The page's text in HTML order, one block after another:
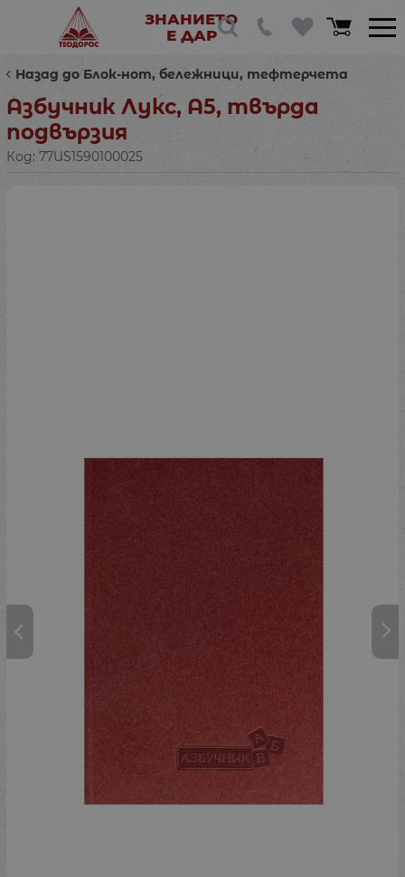
ЗНАНИЕТО
Е ДАР
Назад до Блок-нот, бележници, тефтерчета
Азбучник Лукс, A5, твърда
подвързия
Код: 77US1590100025